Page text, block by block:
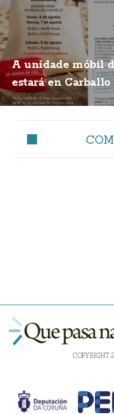
A unidade móbil
estará en Carballo
COPYRIGHT